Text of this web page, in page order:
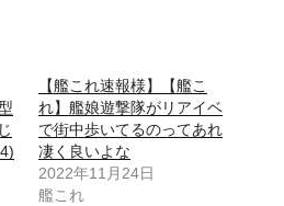
【艦これ速報様】【艦こ
れ】艦娘遊撃隊がリアイベ
で街中歩いてるのってあれ
凄く良いよな
2022年11月24日
艦これ